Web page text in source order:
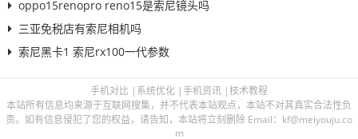
oppo15renopro reno15是索尼镜头吗
三亚免税店有索尼相机吗
索尼黑卡1 索尼rx100一代参数
手机对比 | 系统优化 |手机资讯 |技术教程
本站所有信息均来源于互联网搜集，并不代表本站观点，本站不对其真实合法性负
责。如有信息侵犯了您的权益，请告知，本站将立刻删除 Email：kf@meiyouju.co
m